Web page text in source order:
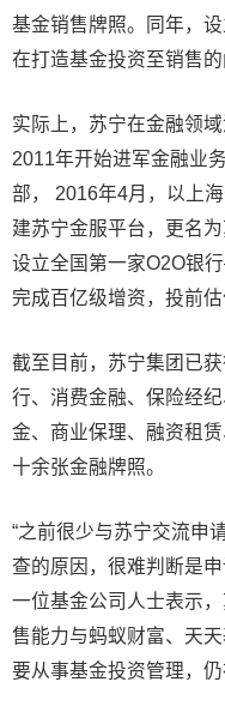
基金销售牌照。同年，
在打造基金投资至销售的
实际上，苏宁在金融领
2011年开始进军金融业
部， 2016年4月，以上
建苏宁金服平台，更名
设立全国第一家O2O银
完成百亿级增资，投前估
截至目前，苏宁集团已
行、消费金融、保险经
金、商业保理、融资租
十余张金融牌照。
“之前很少与苏宁交流申
查的原因，很难判断是
一位基金公司人士表示
售能力与蚂蚁财富、天
要从事基金投资管理，仍